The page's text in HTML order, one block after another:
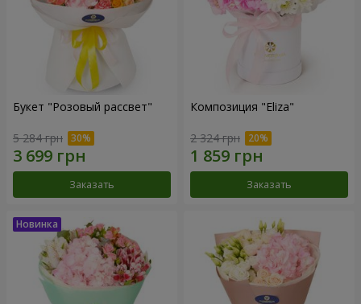
Букет "Розовый рассвет"
5 284 грн
Заказать
Композиция "Eliza"
2 324 грн
Заказать